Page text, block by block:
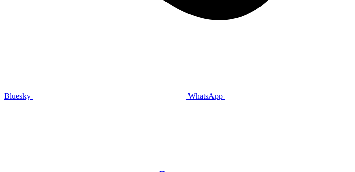
Bluesky WhatsApp